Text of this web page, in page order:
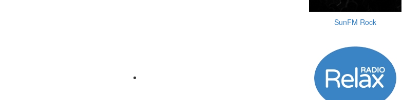
SunFM Rock